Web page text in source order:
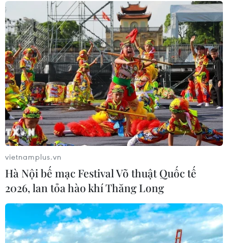
CƠ QUAN CHỦ QUẢN: THÔNG TẤN XÃ VIỆT NAM
Tổng Biên tập: TRẦN TIẾN DUẨN
Phó Tổng Biên tập: NGUYỄN THỊ TÁM, KHÚC THANH
THỦY
Sở hữu trí tuệ
Quy định sử dụng
RSS
Hỗ trợ
Ngôn ngữ
Dịch vụ tin
Quảng cáo
vietnamplus.vn
Hà Nội bế mạc Festival Võ thuật Quốc tế
2026, lan tỏa hào khí Thăng Long